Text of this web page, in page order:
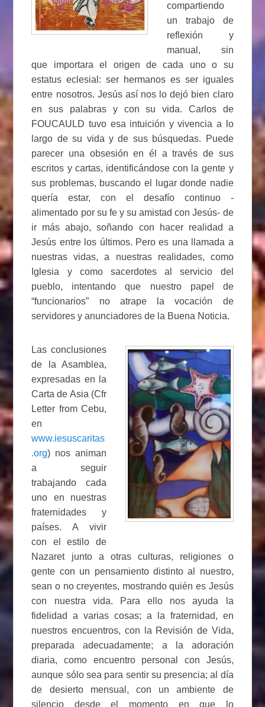
compartiendo
un trabajo de
reflexión y
manual, sin
que importara el origen de cada uno o su
estatus eclesial: ser hermanos es ser iguales
entre nosotros. Jesús así nos lo dejó bien claro
en sus palabras y con su vida. Carlos de
FOUCAULD tuvo esa intuición y vivencia a lo
largo de su vida y de sus búsquedas. Puede
parecer una obsesión en él a través de sus
escritos y cartas, identificándose con la gente y
sus problemas, buscando el lugar donde nadie
quería estar, con el desafío continuo -
alimentado por su fe y su amistad con Jesús- de
ir más abajo, soñando con hacer realidad a
Jesús entre los últimos. Pero es una llamada a
nuestras vidas, a nuestras realidades, como
Iglesia y como sacerdotes al servicio del
pueblo, intentando que nuestro papel de
“funcionarios” no atrape la vocación de
servidores y anunciadores de la Buena Noticia.
Las conclusiones
de la Asamblea,
expresadas en la
Carta de Asia (Cfr
Letter from Cebu,
en
www.iesuscaritas
.org) nos animan
a seguir
trabajando cada
uno en nuestras
fraternidades y
países. A vivir
con el estilo de
Nazaret junto a otras culturas, religiones o
gente con un pensamiento distinto al nuestro,
sean o no creyentes, mostrando quién es Jesús
con nuestra vida. Para ello nos ayuda la
fidelidad a varias cosas; a la fraternidad, en
nuestros encuentros, con la Revisión de Vida,
preparada adecuadamente; a la adoración
diaria, como encuentro personal con Jesús,
aunque sólo sea para sentir su presencia; al día
de desierto mensual, con un ambiente de
silencio desde el momento en que lo